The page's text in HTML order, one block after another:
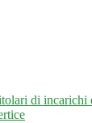
di incarichi